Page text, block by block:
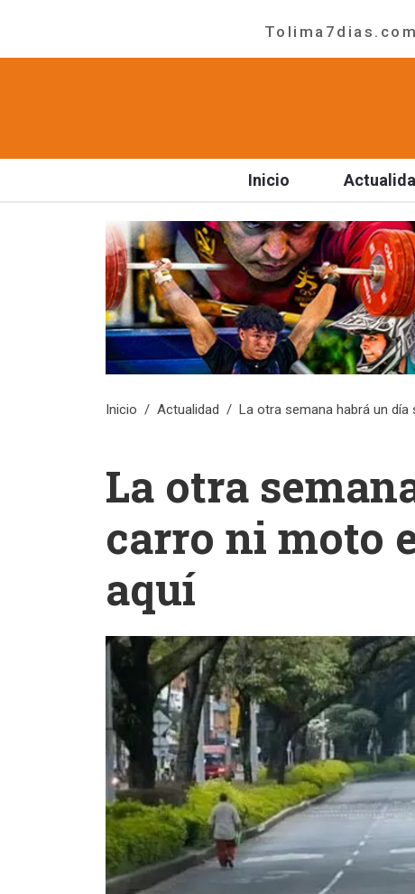
Inicio
Inicio Actualidad La otra semana habrá un
La otra
carro ni moto
aquí